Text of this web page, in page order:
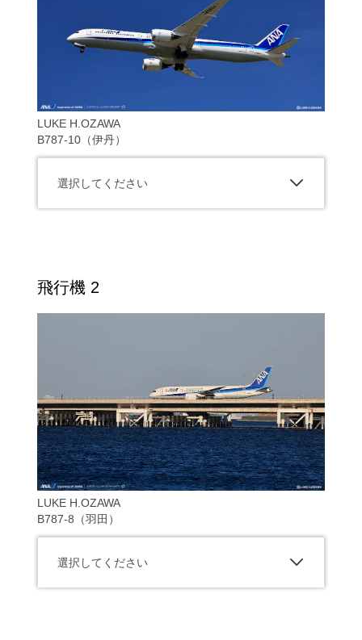
LUKE H.OZAWA
B787-10（伊丹）
選択してください
飛行機 2
LUKE H.OZAWA
B787-8（羽田）
選択してください